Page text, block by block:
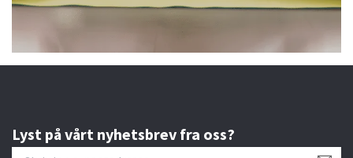
Lyst på vårt nyhetsbrev fra oss?